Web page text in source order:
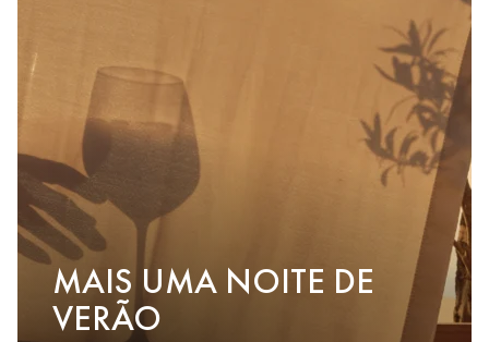
MAIS UMA NOITE DE
VERÃO